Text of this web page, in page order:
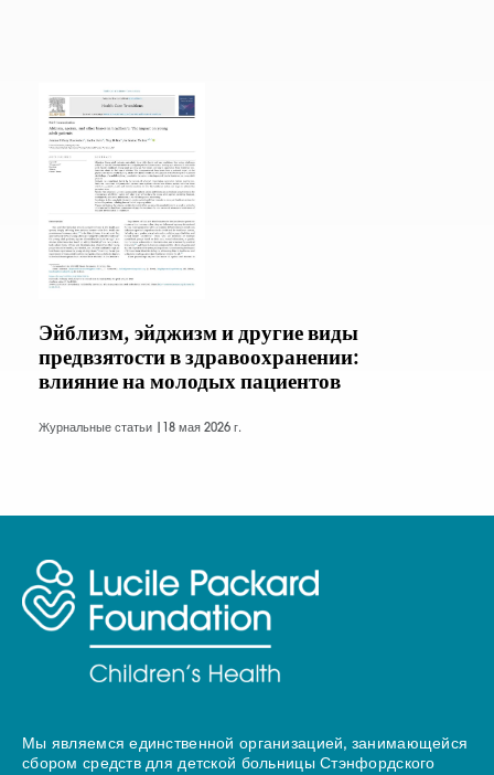
Эйблизм, эйджизм и другие виды
предвзятости в здравоохранении:
влияние на молодых пациентов
Журнальные статьи | 18 мая 2026 г.
Мы являемся единственной организацией, занимающейся
сбором средств для детской больницы Стэнфордского